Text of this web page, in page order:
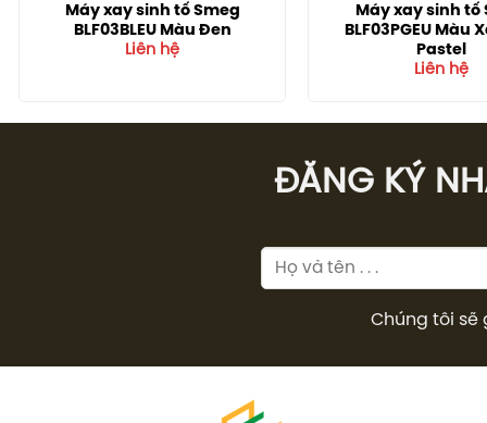
Máy xay sinh tố Smeg
BLF03BLEU Màu Đen
Liên hệ
Máy xay sinh tố
BLF03PGEU Màu
Pastel
Liên hệ
ĐĂNG KÝ
Chúng tôi sẽ